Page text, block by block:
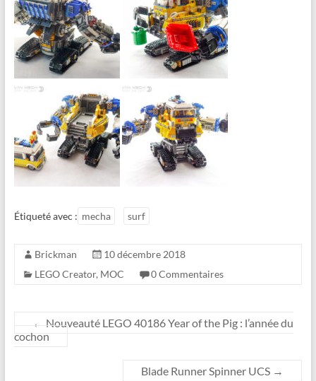
Étiqueté avec : mecha surf
Brickman
10 décembre 2018
LEGO Creator, MOC 0 Commentaires
←
Nouveauté LEGO 40186 Year of the Pig : l’année du
cochon
Blade Runner Spinner UCS →